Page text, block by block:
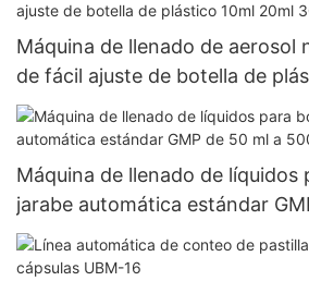
Máquina de llenado de aerosol
de fácil ajuste de botella de
30ml 50ml
Máquina de llenado de líquidos
jarabe automática estándar
ml